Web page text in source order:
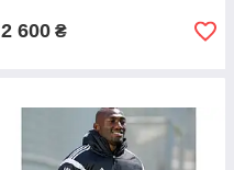
2 600 ₴